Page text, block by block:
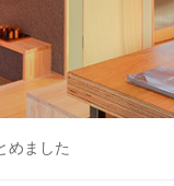
めました